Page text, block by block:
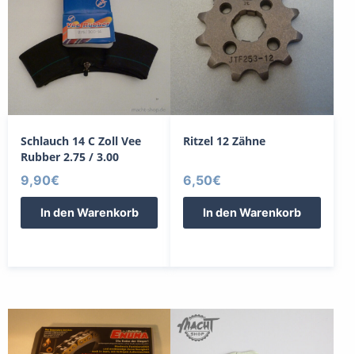
Schlauch 14 C Zoll Vee
Rubber 2.75 / 3.00
9,90€
In den Warenkorb
Ritzel 12 Zähne
6,50€
In den Warenkorb